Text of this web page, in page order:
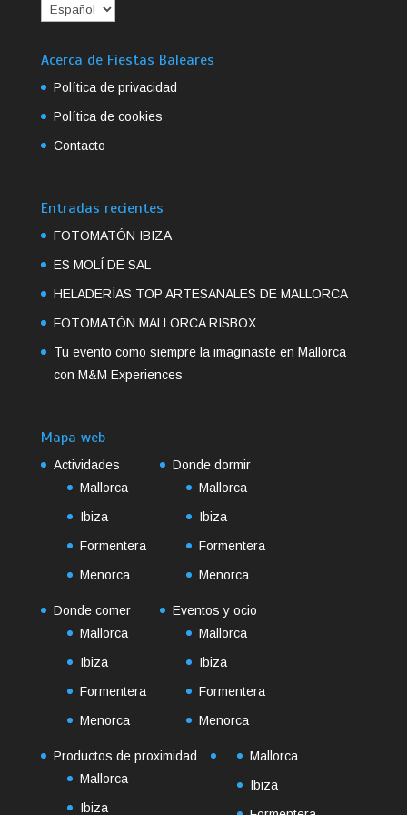
Acerca de Fiestas Baleares
Política de privacidad
Política de cookies
Contacto
Entradas recientes
FOTOMATÓN IBIZA
ES MOLÍ DE SAL
HELADERÍAS TOP ARTESANALES DE MALLORCA
FOTOMATÓN MALLORCA RISBOX
Tu evento como siempre la imaginaste en Mallorca
con M&M Experiences
Mapa web
Actividades
Mallorca
Ibiza
Formentera
Menorca
Donde dormir
Mallorca
Ibiza
Formentera
Menorca
Donde comer
Mallorca
Ibiza
Formentera
Menorca
Eventos y ocio
Mallorca
Ibiza
Formentera
Menorca
Productos de proximidad
Mallorca
Ibiza
Mallorca
Ibiza